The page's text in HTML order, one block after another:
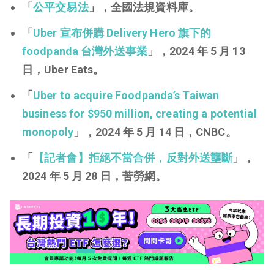
「公平交易法」，全國法規資料庫。
「 Uber 宣布併購 Delivery Hero 旗下的
foodpanda 台灣外送事業」，2024 年 5 月 13
日，Uber Eats。
「 Uber to acquire Foodpanda’s Taiwan
business for $950 million, creating a potential
monopoly」，2024 年 5 月 14 日，CNBC。
「
【記者會】拒絕不當合併，反對外送壟斷」，
2024 年 5 月 28 日，苦勞網。